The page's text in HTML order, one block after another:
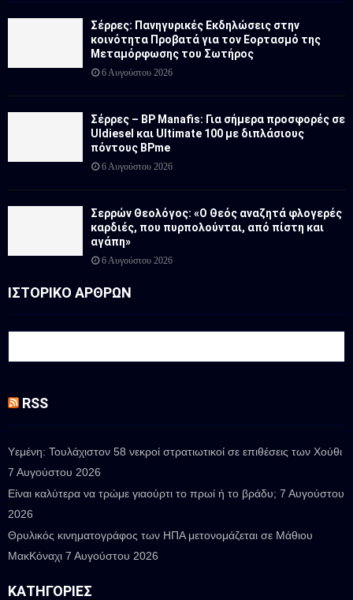
Σέρρες: Πανηγυρικές Εκδηλώσεις στην
κοινότητα Προβατά για τον Εορτασμό της
Μεταμόρφωσης του Σωτήρος
6 Αυγούστου 2026
Σέρρες – BP Manafis: Για σήμερα προσφορές σε
Uldiesel και Ultimate 100 με διπλάσιους
πόντους BPme
6 Αυγούστου 2026
Σερρών Θεολόγος: «Ο Θεός αναζητά φλογερές
καρδιές, που πυρπολούνται, από πίστη και
αγάπη»
6 Αυγούστου 2026
ΙΣΤΟΡΙΚΟ ΑΡΘΡΩΝ
RSS
Υεμένη: Τουλάχιστον 58 νεκροί στρατιωτικοί σε επιθέσεις των Χούθι
7 Αυγούστου 2026
Είναι καλύτερα να τρώμε γιαούρτι το πρωί ή το βράδυ; 7 Αυγούστου
2026
Θρυλικός κινηματογράφος των ΗΠΑ μετονομάζεται σε Μάθιου
ΜακΚόναχι 7 Αυγούστου 2026
ΚΑΤΗΓΟΡΊΕΣ